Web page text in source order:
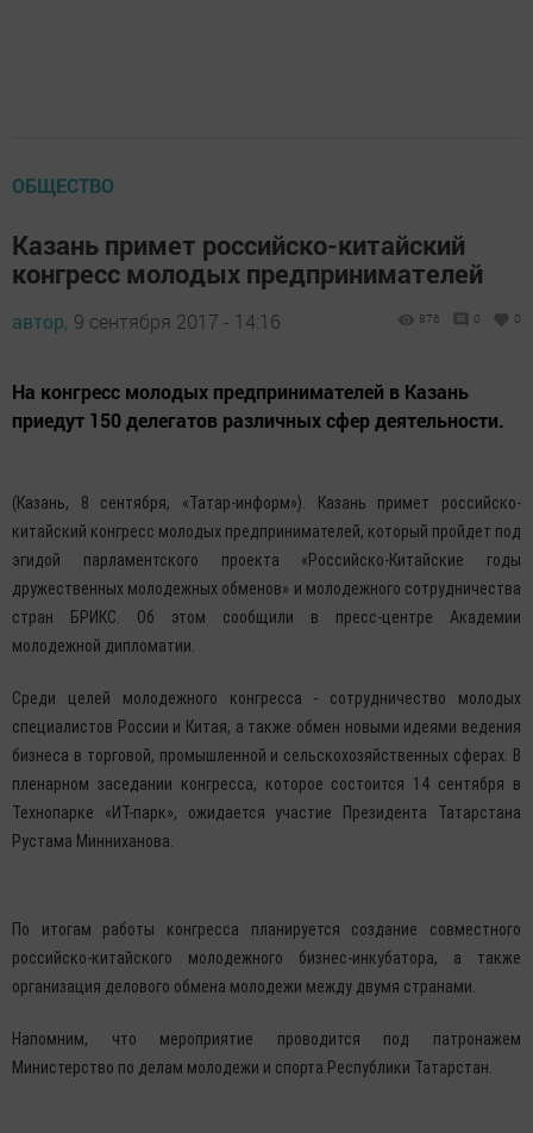
ОБЩЕСТВО
Казань примет российско-китайский
конгресс молодых предпринимателей
автор, 9 сентября 2017 - 14:16 876 0 0
На конгресс молодых предпринимателей в Казань
приедут 150 делегатов различных сфер деятельности.
(Казань, 8 сентября, «Татар-информ»). Казань примет российско-
китайский конгресс молодых предпринимателей, который пройдет под
эгидой парламентского проекта «Российско-Китайские годы
дружественных молодежных обменов» и молодежного сотрудничества
стран БРИКС. Об этом сообщили в пресс-центре Академии
молодежной дипломатии.
Среди целей молодежного конгресса - сотрудничество молодых
специалистов России и Китая, а также обмен новыми идеями ведения
бизнеса в торговой, промышленной и сельскохозяйственных сферах. В
пленарном заседании конгресса, которое состоится 14 сентября в
Технопарке «ИТ-парк», ожидается участие Президента Татарстана
Рустама Минниханова.
По итогам работы конгресса планируется создание совместного
российско-китайского молодежного бизнес-инкубатора, а также
организация делового обмена молодежи между двумя странами.
Напомним, что мероприятие проводится под патронажем
Министерство по делам молодежи и спорта Республики Татарстан.